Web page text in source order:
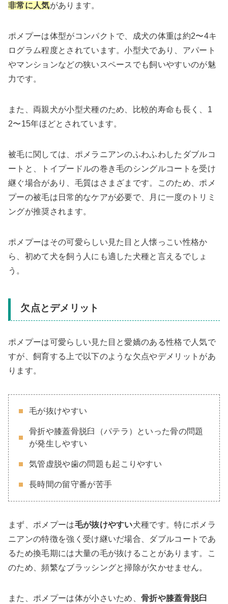
非常に人気があります。
ポメプーは体型がコンパクトで、成犬の体重は約2〜4キ
ログラム程度とされています。小型犬であり、アパート
やマンションなどの狭いスペースでも飼いやすいのが魅
力です。
また、両親犬が小型犬種のため、比較的寿命も長く、1
2〜15年ほどとされています。
被毛に関しては、ポメラニアンのふわふわしたダブルコ
ートと、トイプードルの巻き毛のシングルコートを受け
継ぐ場合があり、毛質はさまざまです。このため、ポメ
プーの被毛は日常的なケアが必要で、月に一度のトリミ
ングが推奨されます。
ポメプーはその可愛らしい見た目と人懐っこい性格か
ら、初めて犬を飼う人にも適した犬種と言えるでしょ
う。
欠点とデメリット
ポメプーは可愛らしい見た目と愛嬌のある性格で人気で
すが、飼育する上で以下のような欠点やデメリットがあ
ります。
毛が抜けやすい
骨折や膝蓋骨脱臼（パテラ）といった骨の問題
が発生しやすい
気管虚脱や歯の問題も起こりやすい
長時間の留守番が苦手
まず、ポメプーは毛が抜けやすい犬種です。特にポメラ
ニアンの特徴を強く受け継いだ場合、ダブルコートであ
るため換毛期には大量の毛が抜けることがあります。こ
のため、頻繁なブラッシングと掃除が欠かせません。
また、ポメプーは体が小さいため、骨折や膝蓋骨脱臼